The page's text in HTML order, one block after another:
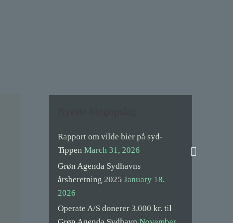
Search
Rapport om vilde bier på syd-
Tippen March 31, 2026
Grøn Agenda Sydhavns
årsberetning 2025 January 18,
2026
Operate A/S donerer 3.000 kr. til